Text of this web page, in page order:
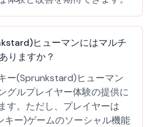
ヒューマンにはマルチ
りますか？
ー(Sprunkstard)ヒューマン
グルプレイヤー体験の提供に
す。ただし、プレイヤーは
キー)ゲームのソーシャル機能